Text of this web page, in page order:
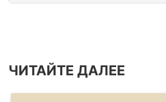
ЧИТАЙТЕ ДАЛЕЕ